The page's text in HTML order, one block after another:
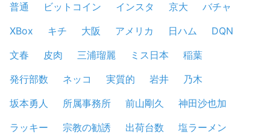
普通
ビットコイン インスタ 京大
バチャ
XBox
キチ 大阪 アメリカ 日ハム
DQN
文春
皮肉 三浦瑠麗 ミス日本
稲葉
発行部数
ネッコ 実質的 岩井
乃木
坂本勇人
所属事務所 前山剛久
神田沙也加
ラッキー
宗教の勧誘 出荷台数
塩ラーメン